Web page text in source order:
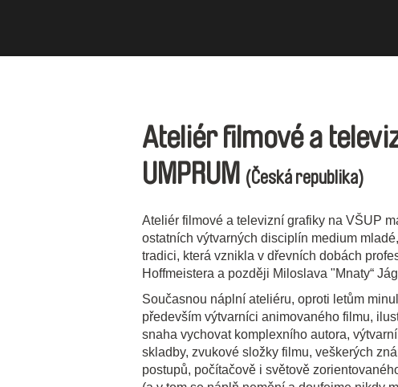
Ateliér filmové a
UMPRUM (Česká republika)
Ateliér filmové a televizní grafiky na VŠUP
ostatních výtvarných disciplín medium
tradici, která vznikla v dřevních dobách
Hoffmeistera a později Miloslava "Mnaty“
Současnou náplní ateliéru, oproti letům
především výtvarníci animovaného filmu,
snaha vychovat komplexního autora,
skladby, zvukové složky filmu, veškerých
postupů, počítačově i světově